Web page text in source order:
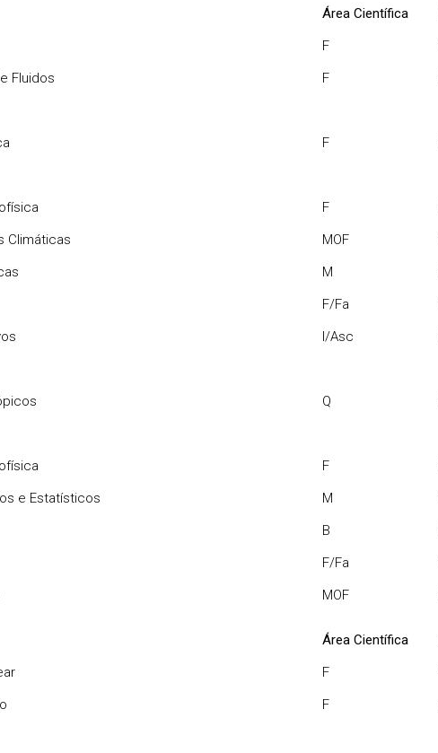
Área Científica
F
Fluidos
F
F
F
Climáticas MOF
M
F/Fa
I/Asc
Q
F
e Estatísticos M
B
F/Fa
MOF
Área Científica
F
F